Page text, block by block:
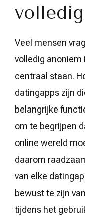
Veel mensen
volledig anoniem
centraal staan.
datingapps zijn
belangrijke
om te begrijpen
online wereld
daarom
van elke
bewust te zijn
tijdens het